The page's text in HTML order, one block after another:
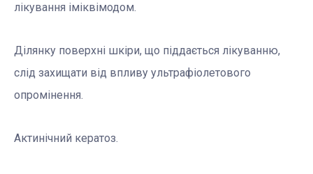
лікування іміквімодом.
Ділянку поверхні шкіри, що піддається лікуванню,
слід захищати від впливу ультрафіолетового
опромінення.
Актинічний кератоз.